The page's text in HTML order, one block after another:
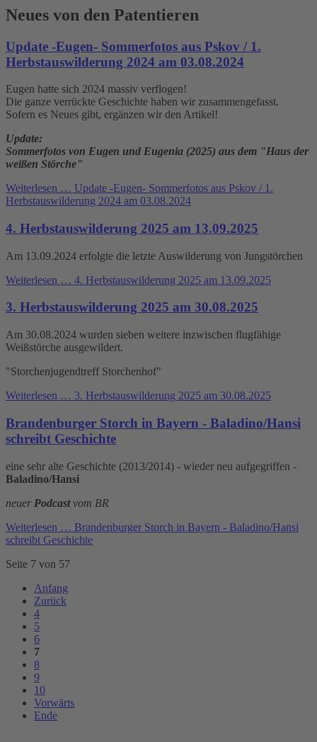
Neues von den Patentieren
Update -Eugen- Sommerfotos aus Pskov / 1.
Herbstauswilderung 2024 am 03.08.2024
Eugen hatte sich 2024 massiv verflogen!
Die ganze verrückte Geschichte haben wir zusammengefasst.
Sofern es Neues gibt, ergänzen wir den Artikel!
Update:
Sommerfotos von Eugen und Eugenia (2025) aus dem "Haus der
weißen Störche"
Weiterlesen … Update -Eugen- Sommerfotos aus Pskov / 1.
Herbstauswilderung 2024 am 03.08.2024
4. Herbstauswilderung 2025 am 13.09.2025
Am 13.09.2024 erfolgte die letzte Auswilderung von Jungstörchen
Weiterlesen … 4. Herbstauswilderung 2025 am 13.09.2025
3. Herbstauswilderung 2025 am 30.08.2025
Am 30.08.2024 wurden sieben weitere inzwischen flugfähige
Weißstörche ausgewildert.
"Storchenjugendtreff Storchenhof"
Weiterlesen … 3. Herbstauswilderung 2025 am 30.08.2025
Brandenburger Storch in Bayern - Baladino/Hansi
schreibt Geschichte
eine sehr alte Geschichte (2013/2014) - wieder neu aufgegriffen -
Baladino/Hansi
neuer Podcastvom BR
Weiterlesen … Brandenburger Storch in Bayern - Baladino/Hansi
schreibt Geschichte
Seite 7 von 57
Anfang
Zurück
4
5
6
7
8
9
10
Vorwärts
Ende